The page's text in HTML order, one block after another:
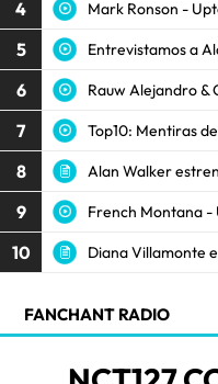
4 Mark Ronson -
5 Entrevistamos a
6 Rauw Alejandro &
7 Top10: Mentiras
8 Alan Walker
9 French Montana
10 Diana Villamonte
FANCHANT RADIO